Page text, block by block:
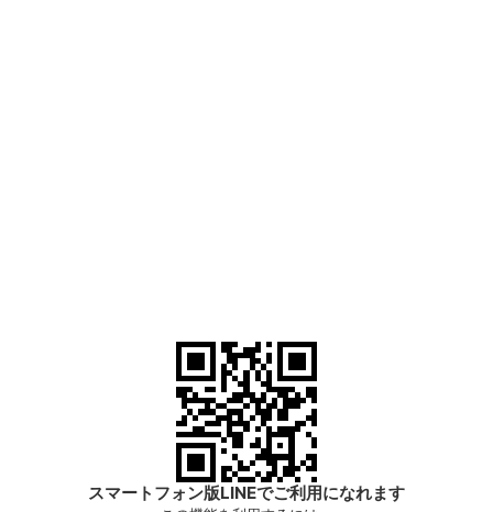
スマートフォン版LINEでご利用になれます